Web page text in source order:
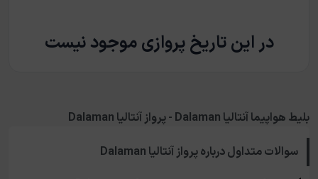
در این تاریخ پروازی موجود نیست
بلیط هواپیما آنتالیا Dalaman - پرواز آنتالیا Dalaman
سوالات متداول دربارهپرواز آنتالیا Dalaman